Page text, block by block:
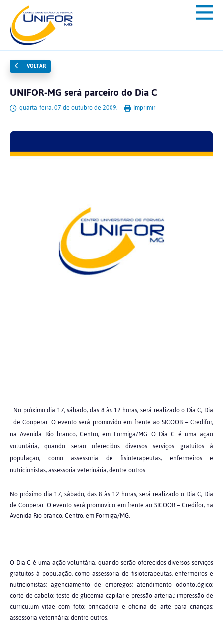
VOLTAR
UNIFOR-MG será parceiro do Dia C
quarta-feira, 07 de outubro de 2009. Imprimir
No próximo dia 17, sábado, das 8 às 12 horas, será realizado o Dia C, Dia
de Cooperar. O evento será promovido em frente ao SICOOB – Credifor,
na Avenida Rio branco, Centro, em Formiga/MG. O Dia C é uma ação
voluntária, quando serão oferecidos diversos serviços gratuitos à
população, como assessoria de fisioterapeutas, enfermeiros e
nutricionistas; assessoria veterinária; dentre outros.
No próximo dia 17, sábado, das 8 às 12 horas, será realizado o Dia C, Dia
de Cooperar. O evento será promovido em frente ao SICOOB – Credifor, na
Avenida Rio branco, Centro, em Formiga/MG.
O Dia C é uma ação voluntária, quando serão oferecidos diversos serviços
gratuitos à população, como assessoria de fisioterapeutas, enfermeiros e
nutricionistas; agenciamento de empregos; atendimento odontológico;
corte de cabelo; teste de glicemia capilar e pressão arterial; impressão de
curriculum vitae com foto; brincadeira e oficina de arte para crianças;
assessoria veterinária; dentre outros.